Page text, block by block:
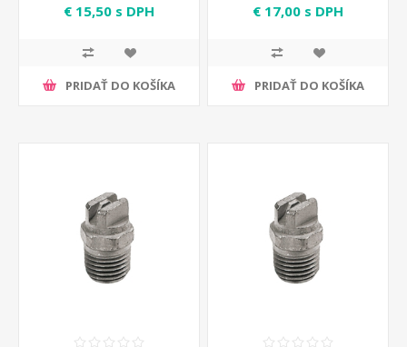
€ 15,50 s DPH
PRIDAŤ DO KOŠÍKA
€ 17,00 s DPH
PRIDAŤ DO KOŠÍKA